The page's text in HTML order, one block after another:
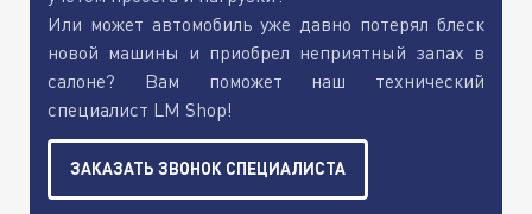
Или может автомобиль уже давно потерял блеск
новой машины и приобрел неприятный запах в
салоне? Вам поможет наш технический
специалист LM Shop!
ЗАКАЗАТЬ ЗВОНОК СПЕЦИАЛИСТА